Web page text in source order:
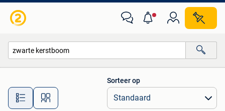
Alle afstanden…
Sorteer op